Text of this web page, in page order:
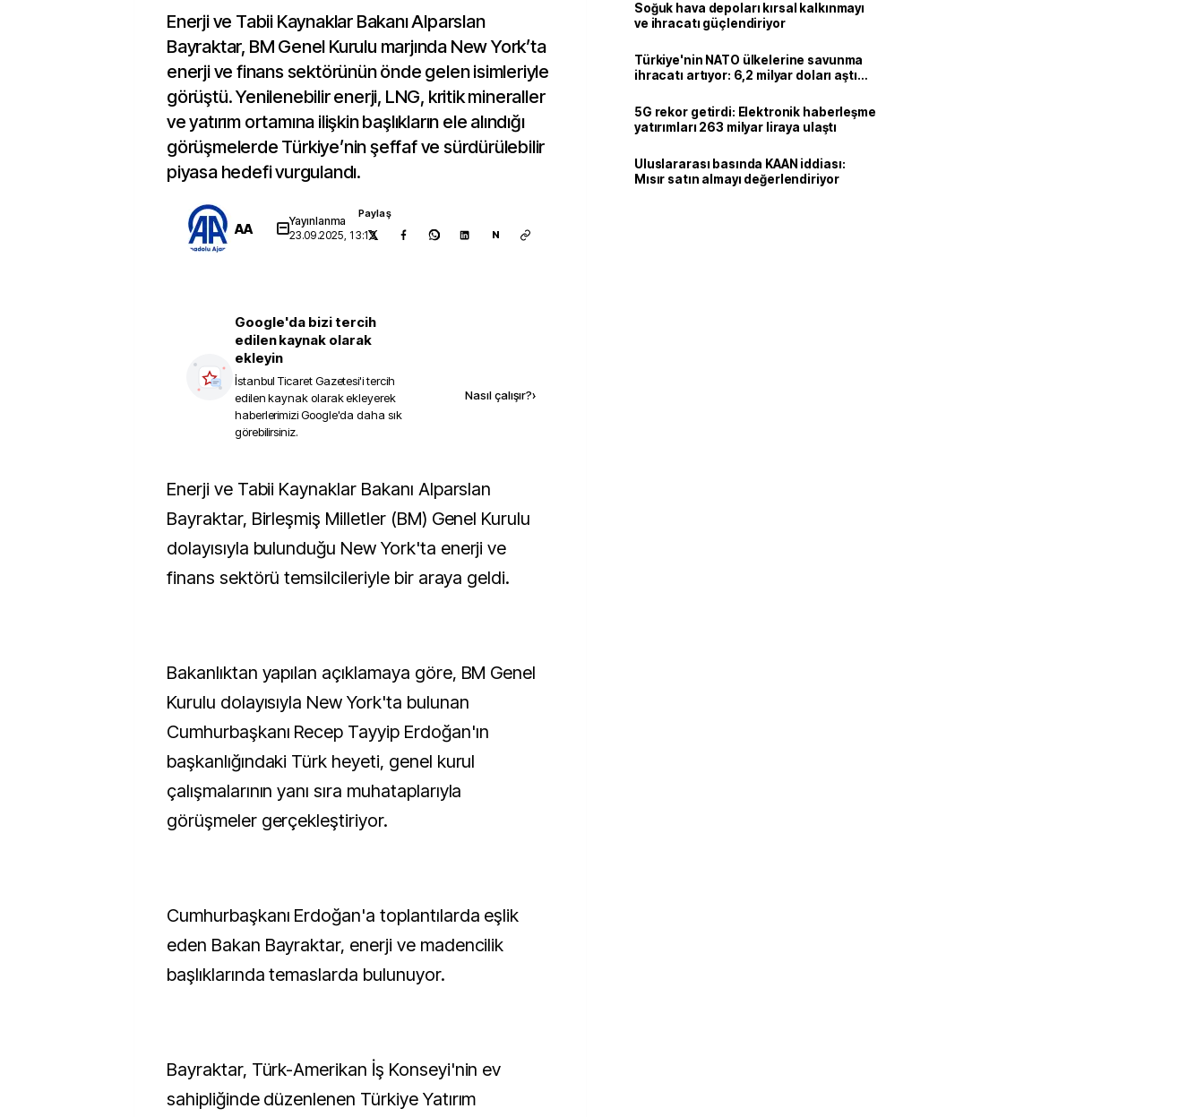
Enerji ve Tabii Kaynaklar Bakanı Alparslan
Bayraktar, BM Genel Kurulu marjında New York’ta
enerji ve finans sektörünün önde gelen isimleriyle
görüştü. Yenilenebilir enerji, LNG, kritik mineraller
ve yatırım ortamına ilişkin başlıkların ele alındığı
görüşmelerde Türkiye’nin şeffaf ve sürdürülebilir
piyasa hedefi vurgulandı.
AA
Yayınlanma
23.09.2025, 13:13
Paylaş
N
Google'da bizi tercih
edilen kaynak olarak
ekleyin
İstanbul Ticaret Gazetesi'i tercih
edilen kaynak olarak ekleyerek
haberlerimizi Google'da daha sık
görebilirsiniz.
Nasıl çalışır?›
Enerji ve Tabii Kaynaklar Bakanı Alparslan
Bayraktar, Birleşmiş Milletler (BM) Genel Kurulu
dolayısıyla bulunduğu New York'ta enerji ve
finans sektörü temsilcileriyle bir araya geldi.
Bakanlıktan yapılan açıklamaya göre, BM Genel
Kurulu dolayısıyla New York'ta bulunan
Cumhurbaşkanı Recep Tayyip Erdoğan'ın
başkanlığındaki Türk heyeti, genel kurul
çalışmalarının yanı sıra muhataplarıyla
görüşmeler gerçekleştiriyor.
Cumhurbaşkanı Erdoğan'a toplantılarda eşlik
eden Bakan Bayraktar, enerji ve madencilik
başlıklarında temaslarda bulunuyor.
Bayraktar, Türk-Amerikan İş Konseyi'nin ev
sahipliğinde düzenlenen Türkiye Yatırım
Soğuk hava depoları kırsal kalkınmayı
ve ihracatı güçlendiriyor
Türkiye'nin NATO ülkelerine savunma
ihracatı artıyor: 6,2 milyar doları aştı
5G rekor getirdi: Elektronik haberleşme
yatırımları 263 milyar liraya ulaştı
Uluslararası basında KAAN iddiası:
Mısır satın almayı değerlendiriyor